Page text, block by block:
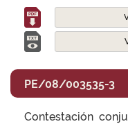
PE/08/003535-3
Contestación